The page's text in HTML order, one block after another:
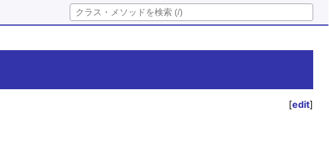
[edit]